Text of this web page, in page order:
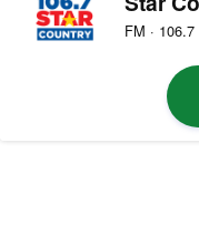
FM · 106.7